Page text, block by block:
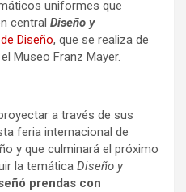
uniformes que
central Diseño y
Diseño, que se realiza de
Museo Franz Mayer.
a través de sus
feria internacional de
y que culminará el próximo
la temática Diseño y
prendas con